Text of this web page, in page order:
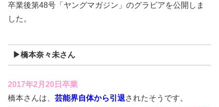
卒業後第48号「ヤングマガジン」のグラビアを公開しま
した。
▶橋本奈々未さん
2017年2月20日卒業
橋本さんは、 芸能界自体から引退されたそうです。